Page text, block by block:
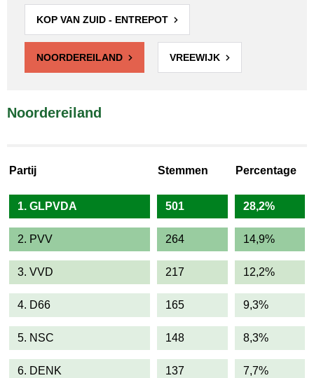
KOP VAN ZUID - ENTREPOT
NOORDEREILAND VREEWIJK
Noordereiland
Partij Stemmen Percentage
1. GLPVDA 501 28,2%
2. PVV 264 14,9%
3. VVD 217 12,2%
4. D66 165 9,3%
5. NSC 148 8,3%
6. DENK 137 7,7%